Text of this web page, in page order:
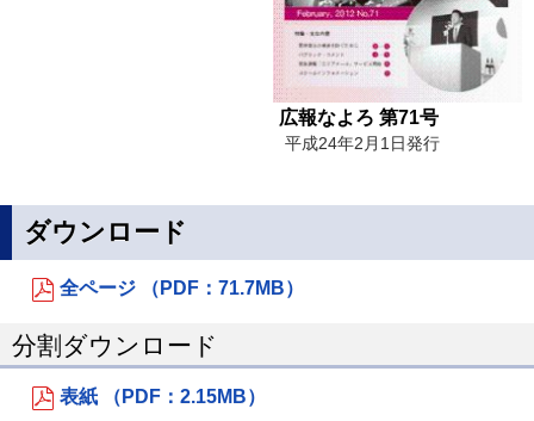
広報なよろ 第71号
平成24年2月1日発行
ダウンロード
全ページ （PDF：71.7MB）
分割ダウンロード
表紙 （PDF：2.15MB）